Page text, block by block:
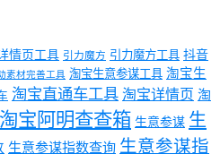
情页工具 引力魔方 引力魔方工具 抖音
素材完善工具 淘宝生意参谋工具 淘宝生
淘宝直通车工具 淘宝详情页 淘
淘宝阿明查查箱 生意参谋 生
生意参谋指数查询 生意参谋指